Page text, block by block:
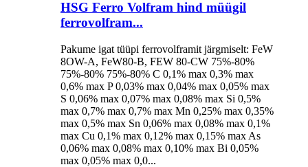
HSG Ferro Volfram hind müügil
ferrovolfram...
Pakume igat tüüpi ferrovolframit järgmiselt: FeW
8OW-A, FeW80-B, FEW 80-CW 75%-80%
75%-80% 75%-80% C 0,1% max 0,3% max
0,6% max P 0,03% max 0,04% max 0,05% max
S 0,06% max 0,07% max 0,08% max Si 0,5%
max 0,7% max 0,7% max Mn 0,25% max 0,35%
max 0,5% max Sn 0,06% max 0,08% max 0,1%
max Cu 0,1% max 0,12% max 0,15% max As
0,06% max 0,08% max 0,10% max Bi 0,05%
max 0,05% max 0,0...